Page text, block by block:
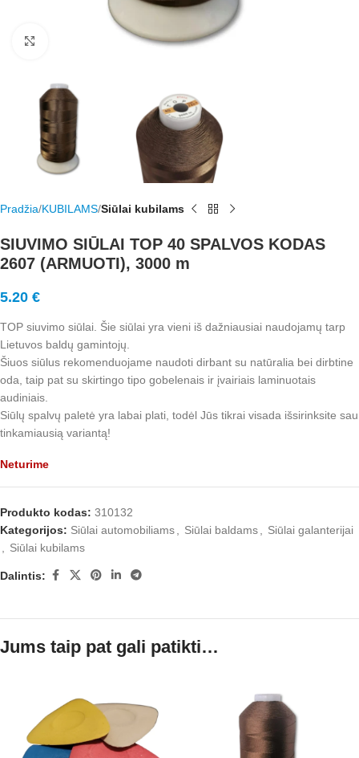
Rodyti nuotrauką visame ekrane
Pradžia KUBILAMS Siūlai kubilams
SIUVIMO SIŪLAI TOP 40 SPALVOS KODAS
2607 (ARMUOTI), 3000 m
5.20 €
TOP siuvimo siūlai. Šie siūlai yra vieni iš dažniausiai naudojamų tarp
Lietuvos baldų gamintojų.
Šiuos siūlus rekomenduojame naudoti dirbant su natūralia bei dirbtine
oda, taip pat su skirtingo tipo gobelenais ir įvairiais laminuotais
audiniais.
Siūlų spalvų paletė yra labai plati, todėl Jūs tikrai visada išsirinksite sau
tinkamiausią variantą!
Neturime
Produkto kodas: 310132
Kategorijos: Siūlai automobiliams, Siūlai baldams, Siūlai galanterijai
, Siūlai kubilams
Dalintis:
Jums taip pat gali patikti…